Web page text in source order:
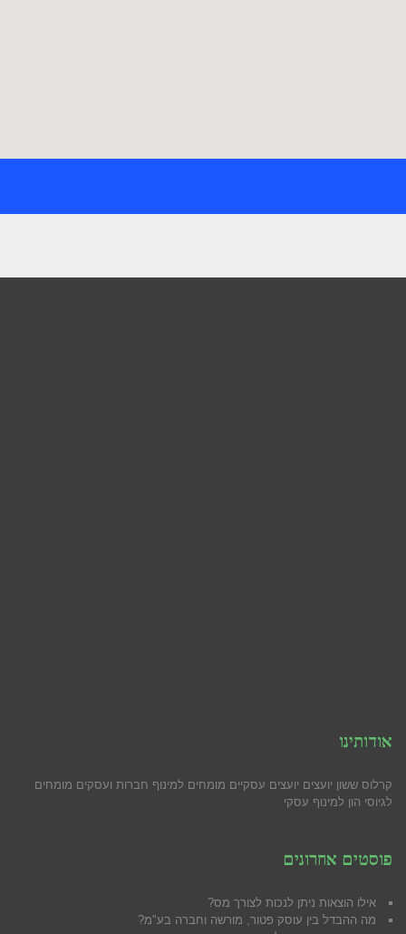
אודותינו
קרלוס ששון יועצים יועצים עסקיים מומחים למינוף חברות ועסקים מומחים
לגיוסי הון למינוף עסקי
פוסטים אחרונים
אילו הוצאות ניתן לנכות לצורך מס?
מה ההבדל בין עוסק פטור, מורשה וחברה בע"מ?